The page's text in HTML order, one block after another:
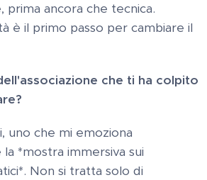
prima ancora che tecnica.
è il primo passo per cambiare il
che ti ha colpito
uno che mi emoziona
*mostra immersiva sui
Non si tratta solo di